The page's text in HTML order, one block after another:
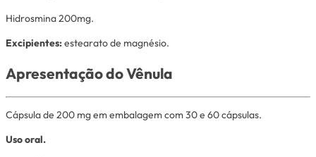
Hidrosmina 200mg.
Excipientes:estearato de magnésio.
Apresentação do Vênula
Cápsula de 200 mg em embalagem com 30 e 60 cápsulas.
Uso oral.